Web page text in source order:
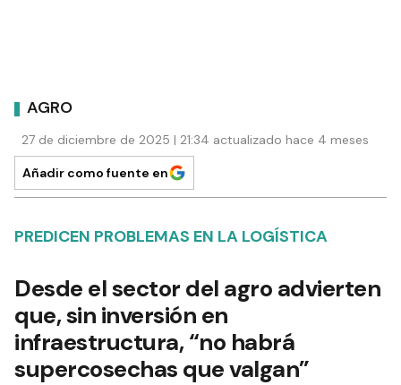
AGRO
27 de diciembre de 2025 | 21:34 actualizado hace 4 meses
Añadir como fuente en
PREDICEN PROBLEMAS EN LA LOGÍSTICA
Desde el sector del agro advierten
que, sin inversión en
infraestructura, “no habrá
supercosechas que valgan”